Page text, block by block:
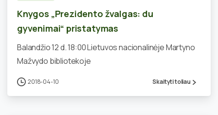
Knygos „Prezidento žvalgas: du
gyvenimai“ pristatymas
Balandžio 12 d. 18:00 Lietuvos nacionalinėje Martyno
Mažvydo bibliotekoje
2018-04-10 Skaityti toliau